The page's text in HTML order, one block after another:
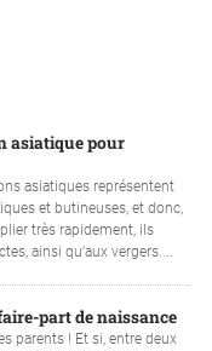
asiatique pour
asiatiques représentent
et butineuses, et donc,
très rapidement, ils
ainsi qu’aux vergers....
part de naissance
parents ! Et si, entre deux